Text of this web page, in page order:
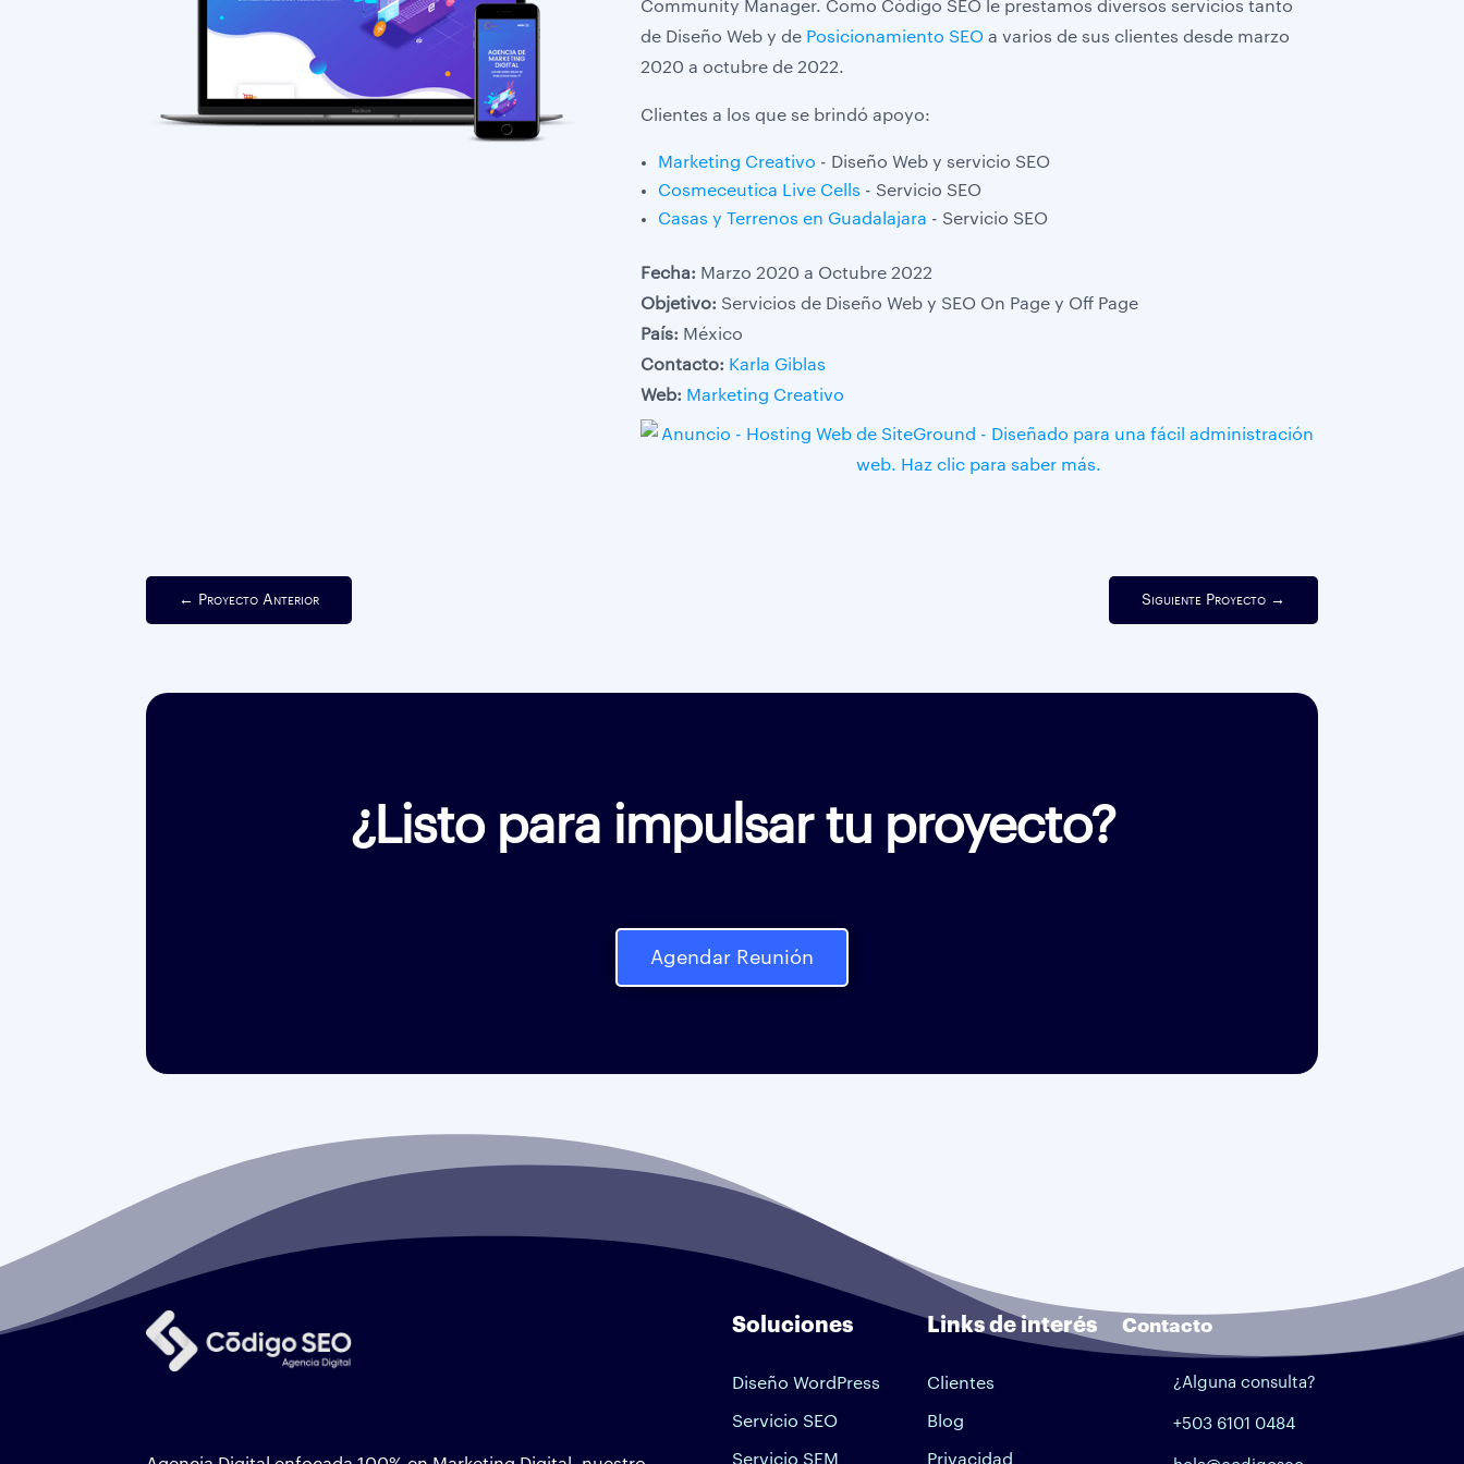
Community Manager. Como Código SEO le prestamos diversos servicios tanto
de Diseño Web y de Posicionamiento SEO a varios de sus clientes desde marzo
2020 a octubre de 2022.
Clientes a los que se brindó apoyo:
Marketing Creativo - Diseño Web y servicio SEO
Cosmeceutica Live Cells - Servicio SEO
Casas y Terrenos en Guadalajara - Servicio SEO
Fecha: Marzo 2020 a Octubre 2022
Objetivo: Servicios de Diseño Web y SEO On Page y Off Page
País: México
Contacto: Karla Giblas
Web: Marketing Creativo
← Proyecto Anterior Siguiente Proyecto→
¿Listo para impulsar tu proyecto?
Agendar Reunión
Soluciones
Diseño WordPress
Servicio SEO
Servicio SEM
Links de interés
Clientes
Blog
Privacidad
Contacto
¿Alguna consulta?
+503 6101 0484